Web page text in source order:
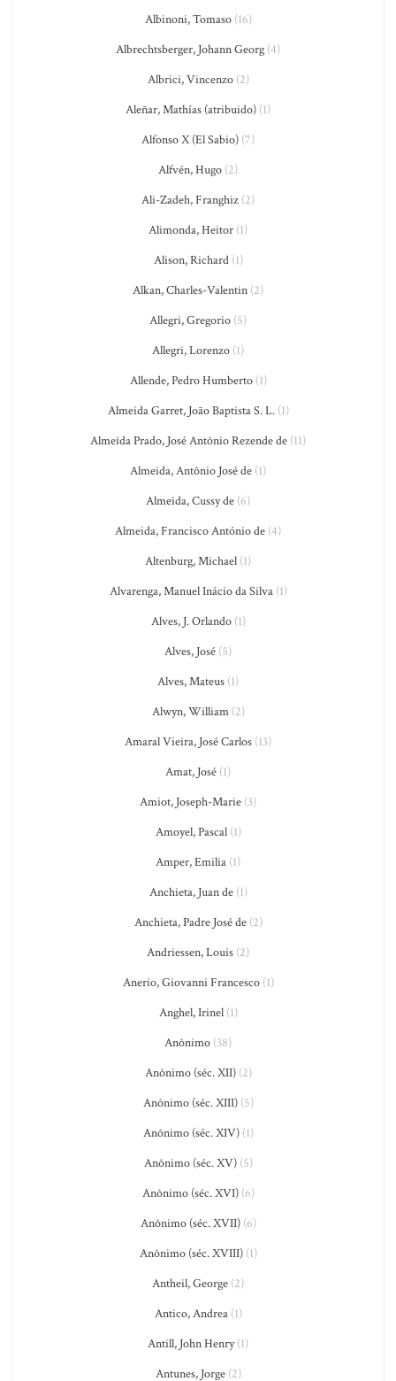
Albinoni, Tomaso(16)
Albrechtsberger, Johann Georg (4)
Albrici, Vincenzo(2)
Aleñar, Mathías (atribuido) (1)
Alfonso X (El Sabio) (7)
Alfvén, Hugo (2)
Ali-Zadeh, Franghiz (2)
Alimonda, Heitor (1)
Alison, Richard(1)
Alkan, Charles-Valentin (2)
Allegri, Gregorio (5)
Allegri, Lorenzo (1)
Allende, Pedro Humberto(1)
Almeida Garret, João Baptista S. L.(1)
Almeida Prado, José Antônio Rezende de (11)
Almeida, Antônio José de (1)
Almeida, Cussy de (6)
Almeida, Francisco António de (4)
Altenburg, Michael (1)
Alvarenga, Manuel Inácio da Silva(1)
Alves, J. Orlando(1)
Alves, José (5)
Alves, Mateus (1)
Alwyn, William(2)
Amaral Vieira, José Carlos (13)
Amat, José (1)
Amiot, Joseph-Marie (3)
Amoyel, Pascal(1)
Amper, Emilia (1)
Anchieta, Juan de(1)
Anchieta, Padre José de(2)
Andriessen, Louis (2)
Anerio, Giovanni Francesco(1)
Anghel, Irinel(1)
Anônimo (38)
Anônimo (séc. XII)(2)
Anônimo (séc. XIII)(5)
Anônimo (séc. XIV)(1)
Anônimo (séc. XV)(5)
Anônimo (séc. XVI)(6)
Anônimo (séc. XVII)(6)
Anônimo (séc. XVIII)(1)
Antheil, George (2)
Antico, Andrea(1)
Antill, John Henry(1)
Antunes, Jorge(2)